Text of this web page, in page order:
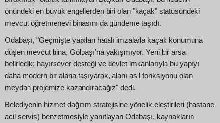
önündeki en büyük engellerden biri olan "kaçak" statüsündeki
mevcut öğretmenevi binasını da gündeme taşıdı.
Odabaşı, "Geçmişte yapılan hatalı imzalarla kaçak konumuna
düşen mevcut bina, Gölbaşı’na yakışmıyor. Yeni bir arsa
belirledik; hayırsever desteği ve devlet imkanlarıyla bu yapıyı
daha modern bir alana taşıyarak, alanı asıl fonksiyonu olan
meydan projemize kazandıracağız" dedi.
Belediyenin hizmet dağıtım stratejisine yönelik eleştirileri (hastane
acil servis) benzetmesiyle yanıtlayan Odabaşı, kaynakların